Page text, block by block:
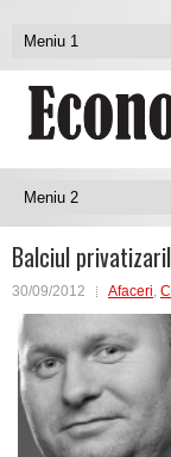
Balciul
30/09/2012 Afaceri,